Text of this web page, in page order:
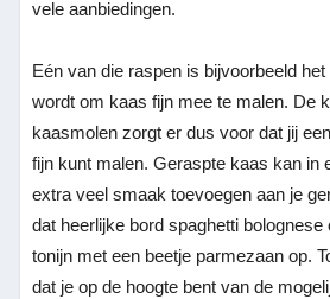
vele aanbiedingen.
Eén van die raspen is bijvoorbeeld
wordt om kaas fijn mee te malen. De
kaasmolen zorgt er dus voor dat jij
fijn kunt malen. Geraspte kaas kan in
extra veel smaak toevoegen aan je
dat heerlijke bord spaghetti
tonijn met een beetje parmezaan op.
dat je op de hoogte bent van de